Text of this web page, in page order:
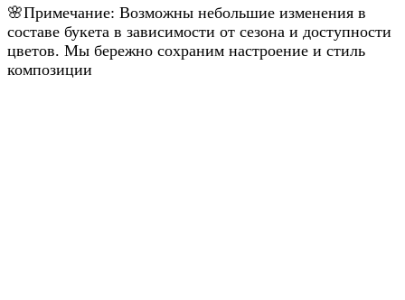
🌸Примечание: Возможны небольшие изменения в
составе букета в зависимости от сезона и доступности
цветов. Мы бережно сохраним настроение и стиль
композиции